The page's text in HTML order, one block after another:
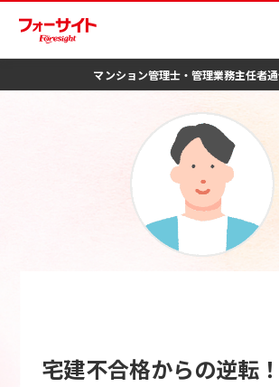
マンション管理士・管理業務主任者
宅建不合格からの逆転